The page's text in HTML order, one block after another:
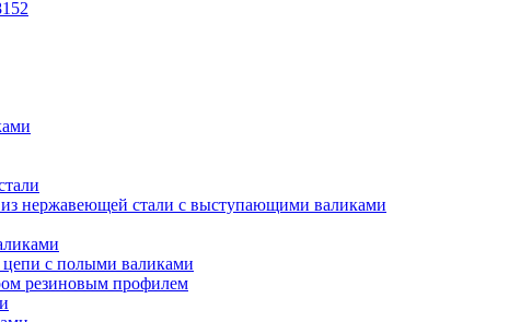
нержавеющей стали с выступающими валиками
с полыми валиками
резиновым профилем